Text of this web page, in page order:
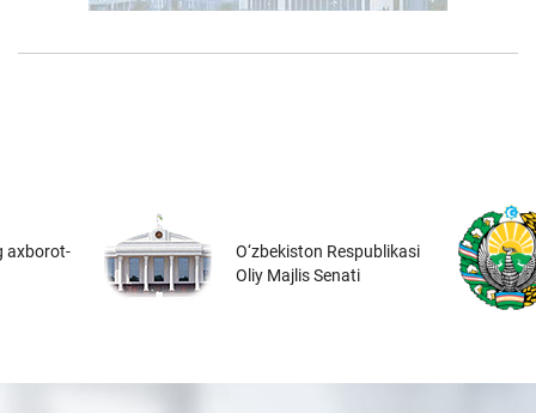
axborot-
O‘zbekiston Respublikasi
Oliy Majlis Senati